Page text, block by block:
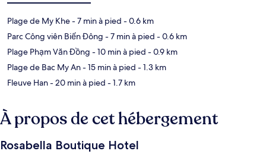
Plage de My Khe- 7 min à pied - 0.6 km
Parc Công viên Biển Đông - 7 min à pied - 0.6 km
Plage Phạm Văn Đồng - 10 min à pied - 0.9 km
Plage de Bac My An- 15 min à pied - 1.3 km
Fleuve Han- 20 min à pied - 1.7 km
À propos de cet hébergement
Rosabella Boutique Hotel